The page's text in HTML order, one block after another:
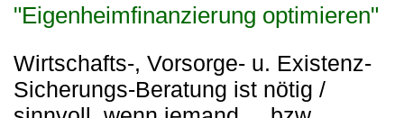
"Eigenheimfinanzierung optimieren"
Wirtschafts-, Vorsorge- u. Existenz-
Sicherungs-Beratung ist nötig /